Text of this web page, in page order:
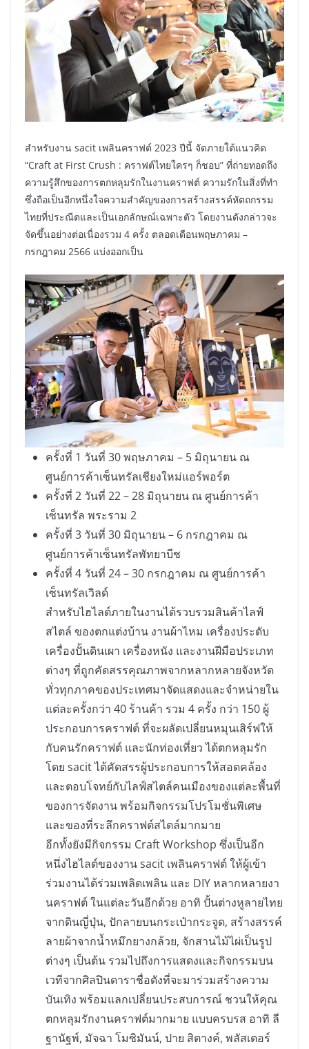
สำหรับงาน sacit เพลินคราฟต์ 2023 ปีนี้ จัดภายใต้แนวคิด
“Craft at First Crush : คราฟต์ไทยใครๆ ก็ชอบ” ที่ถ่ายทอดถึง
ความรู้สึกของการตกหลุมรักในงานคราฟต์ ความรักในสิ่งที่ทำ
ซึ่งถือเป็นอีกหนึ่งใจความสำคัญของการสร้างสรรค์หัตถกรรม
ไทยที่ประณีตและเป็นเอกลักษณ์เฉพาะตัว โดยงานดังกล่าวจะ
จัดขึ้นอย่างต่อเนื่องรวม 4 ครั้ง ตลอดเดือนพฤษภาคม –
กรกฎาคม 2566 แบ่งออกเป็น
ครั้งที่ 1 วันที่ 30 พฤษภาคม – 5 มิถุนายน ณ
ศูนย์การค้าเซ็นทรัลเชียงใหม่แอร์พอร์ต
ครั้งที่ 2 วันที่ 22 – 28 มิถุนายน ณ ศูนย์การค้า
เซ็นทรัล พระราม 2
ครั้งที่ 3 วันที่ 30 มิถุนายน – 6 กรกฎาคม ณ
ศูนย์การค้าเซ็นทรัลพัทยาบีช
ครั้งที่ 4 วันที่ 24 – 30 กรกฎาคม ณ ศูนย์การค้า
เซ็นทรัลเวิลด์
สำหรับไฮไลต์ภายในงานได้รวบรวมสินค้าไลฟ์
สไตล์ ของตกแต่งบ้าน งานผ้าไหม เครื่องประดับ
เครื่องปั้นดินเผา เครื่องหนัง และงานฝีมือประเภท
ต่างๆ ที่ถูกคัดสรรคุณภาพจากหลากหลายจังหวัด
ทั่วทุกภาคของประเทศมาจัดแสดงและจำหน่ายใน
แต่ละครั้งกว่า 40 ร้านค้า รวม 4 ครั้ง กว่า 150 ผู้
ประกอบการคราฟต์ ที่จะผลัดเปลี่ยนหมุนเสิร์ฟให้
กับคนรักคราฟต์ และนักท่องเที่ยว ได้ตกหลุมรัก
โดย sacit ได้คัดสรรผู้ประกอบการให้สอดคล้อง
และตอบโจทย์กับไลฟ์สไตล์คนเมืองของแต่ละพื้นที่
ของการจัดงาน พร้อมกิจกรรมโปรโมชั่นพิเศษ
และของที่ระลึกคราฟต์สไตล์มากมาย
อีกทั้งยังมีกิจกรรม Craft Workshop ซึ่งเป็นอีก
หนึ่งไฮไลต์ของงาน sacit เพลินคราฟต์ ให้ผู้เข้า
ร่วมงานได้ร่วมเพลิดเพลิน และ DIY หลากหลายงา
นคราฟต์ ในแต่ละวันอีกด้วย อาทิ ปั้นต่างหูลายไทย
จากดินญี่ปุ่น, ปักลายบนกระเป๋ากระจูด, สร้างสรรค์
ลายผ้าจากน้ำหมึกยางกล้วย, จักสานไม้ไผ่เป็นรูป
ต่างๆ เป็นต้น รวมไปถึงการแสดงและกิจกรรมบน
เวทีจากศิลปินดาราชื่อดังที่จะมาร่วมสร้างความ
บันเทิง พร้อมแลกเปลี่ยนประสบการณ์ ชวนให้คุณ
ตกหลุมรักงานคราฟต์มากมาย แบบครบรส อาทิ ลี
ฐานัฐพ์, มัจฉา โมซิมันน์, ปาย สิตางค์, พลัสเตอร์